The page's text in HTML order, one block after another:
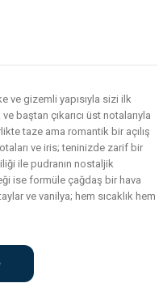
ve gizemli yapısıyla sizi ilk
baştan çıkarıcı üst notalarıyla
taze ama romantik bir açılış
ve iris; teninizde zarif bir
ile pudranın nostaljik
ise formüle çağdaş bir hava
ve vanilya; hem sıcaklık hem